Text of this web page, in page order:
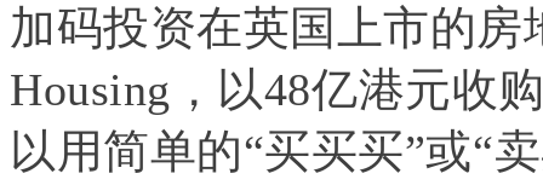
加码投资在英国上市的房
Housing，以48亿港元收
以用简单的“买买买”或“